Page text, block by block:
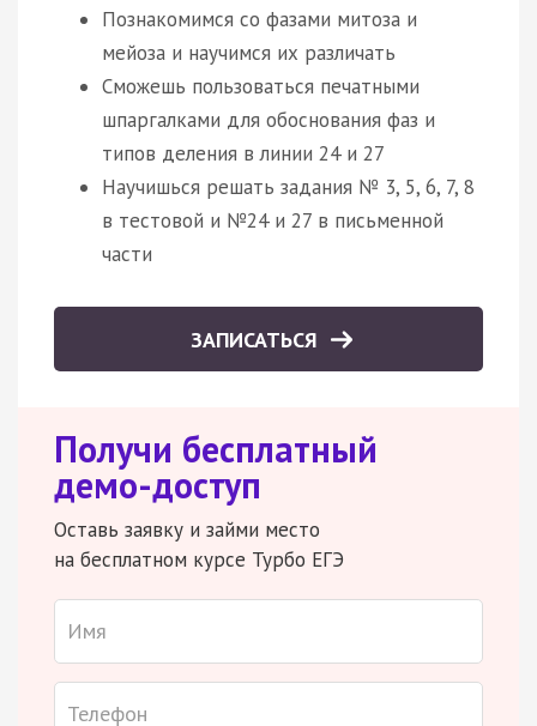
Познакомимся со фазами митоза и
мейоза и научимся их различать
Сможешь пользоваться печатными
шпаргалками для обоснования фаз и
типов деления в линии 24 и 27
Научишься решать задания № 3, 5, 6, 7, 8
в тестовой и №24 и 27 в письменной
части
ЗАПИСАТЬСЯ
Получи бесплатный
демо-доступ
Оставь заявку и займи место
на бесплатном курсе Турбо ЕГЭ